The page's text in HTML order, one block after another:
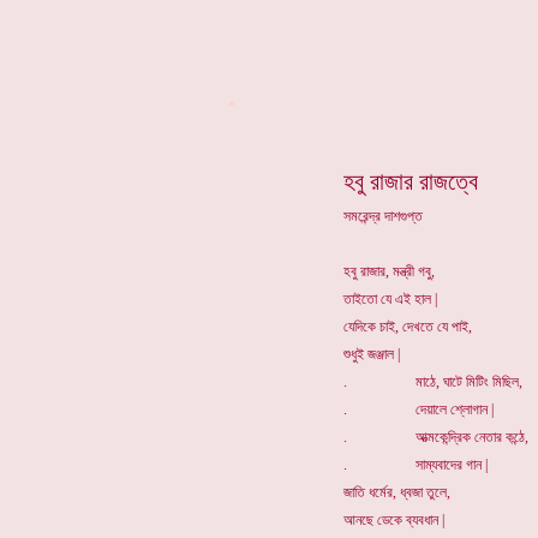
হবু রাজার রাজত্বে
সমরেন্দ্র দাশগুপ্ত
হবু রাজার, মন্ত্রী গবু,
তাইতো যে এই হাল |
যেদিকে চাই, দেখতে যে পাই,
শুধুই জঞ্জাল |
. মাঠে, ঘাটে মিটিং মিছিল,
. দেয়ালে শ্লোগান |
. আত্মকেন্দ্রিক নেতার কন্ঠে,
. সাম্যবাদের গান |
জাতি ধর্মের, ধ্বজা তুলে,
আনছে ডেকে ব্যবধান |